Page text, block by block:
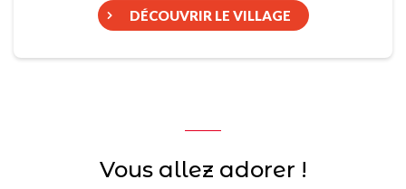
DÉCOUVRIR LE VILLAGE
Vous allez adorer !